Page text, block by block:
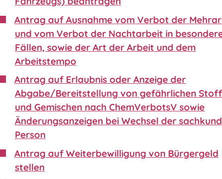
Antrag auf Ausnahme vom Verbot der
und vom Verbot der Nachtarbeit in
Fällen, sowie der Art der Arbeit und dem
Arbeitstempo
Antrag auf Erlaubnis oder Anzeige der
Abgabe/Bereitstellung von gefährlichen
und Gemischen nach ChemVerbotsV sowie
Änderungsanzeigen bei Wechsel der
Person
Antrag auf Weiterbewilligung von Bürgergeld
stellen